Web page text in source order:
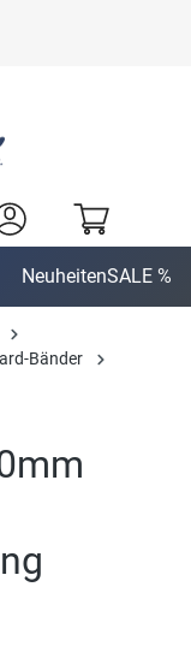
NeuheitenSALE %
Bänder